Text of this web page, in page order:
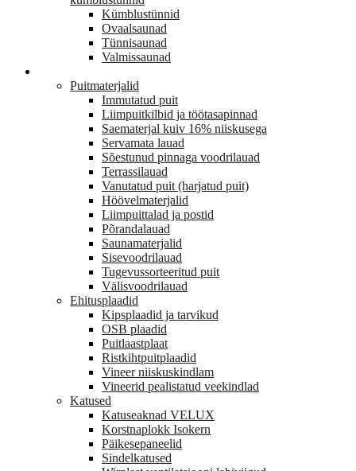
Kümblustünnid
Ovaalsaunad
Tünnisaunad
Valmissaunad
Puitmaterjalid
Immutatud puit
Liimpuitkilbid ja töötasapinnad
Saematerjal kuiv 16% niiskusega
Servamata lauad
Sõestunud pinnaga voodrilauad
Terrassilauad
Vanutatud puit (harjatud puit)
Höövelmaterjalid
Liimpuittalad ja postid
Põrandalauad
Saunamaterjalid
Sisevoodrilauad
Tugevussorteeritud puit
Välisvoodrilauad
Ehitusplaadid
Kipsplaadid ja tarvikud
OSB plaadid
Puitlaastplaat
Ristkihtpuitplaadid
Vineer niiskuskindlam
Vineerid pealistatud veekindlad
Katused
Katuseaknad VELUX
Korstnaplokk Isokern
Päikesepaneelid
Sindelkatused